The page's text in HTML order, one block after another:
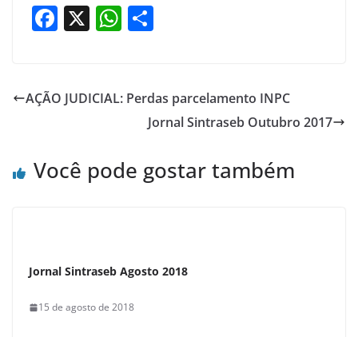
F
e
o
X W
s
p
e
AÇÃO JUDICIAL: Perdas parcelamento INPC
Jornal Sintraseb Outubro 2017
Você pode gostar também
Jornal Sintraseb Agosto 2018
15 de agosto de 2018